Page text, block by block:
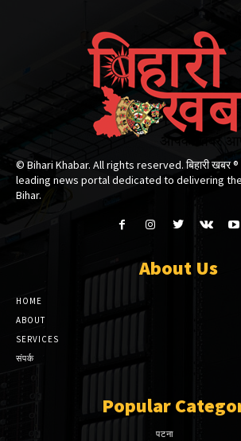
© Bihari Khabar. All rights reserved. बिहारी खबर
leading news portal dedicated to delivering
Bihar.
About Us
HOME
ABOUT
SERVICES
संपर्क
Popular
पटना